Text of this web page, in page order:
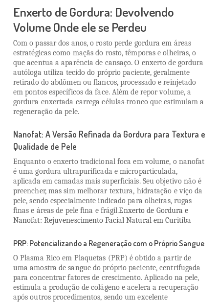
Enxerto de Gordura: Devolvendo
Volume Onde ele se Perdeu
Com o passar dos anos, o rosto perde gordura em áreas
estratégicas como maçãs do rosto, têmporas e olheiras, o
que acentua a aparência de cansaço. O enxerto de gordura
autóloga utiliza tecido do próprio paciente, geralmente
retirado do abdômen ou flancos, processado e reinjetado
em pontos específicos da face. Além de repor volume, a
gordura enxertada carrega células-tronco que estimulam a
regeneração da pele.
Nanofat: A Versão Refinada da Gordura para Textura e
Qualidade de Pele
Enquanto o enxerto tradicional foca em volume, o nanofat
é uma gordura ultrapurificada e microparticulada,
aplicada em camadas mais superficiais. Seu objetivo não é
preencher, mas sim melhorar textura, hidratação e viço da
pele, sendo especialmente indicado para olheiras, rugas
finas e áreas de pele fina e frágil.Enxerto de Gordura e
Nanofat: Rejuvenescimento Facial Natural em Curitiba
PRP: Potencializando a Regeneração com o Próprio Sangue
O Plasma Rico em Plaquetas (PRP) é obtido a partir de
uma amostra de sangue do próprio paciente, centrifugada
para concentrar fatores de crescimento. Aplicado na pele,
estimula a produção de colágeno e acelera a recuperação
após outros procedimentos, sendo um excelente